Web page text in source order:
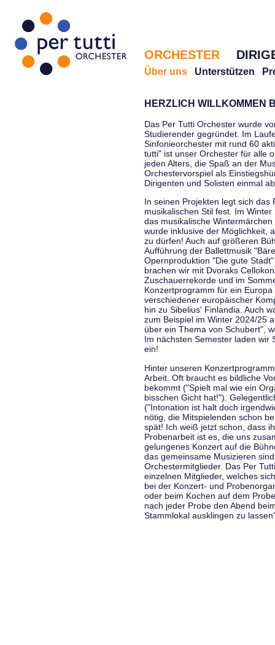
ORCHESTER
Über uns Unterstützen
HERZLICH WILLKOMMEN
Das Per Tutti Orchester wurde
Studierender gegründet. Im
Sinfonieorchester mit rund 60
tutti" ist unser Orchester für alle
jeden Alters, die Spaß an der
Orchestervorspiel als
Dirigenten und Solisten einmal
In seinen Projekten legt sich das
musikalischen Stil fest. Im
das musikalische
wurde inklusive der Möglichkeit,
zu dürfen! Auch auf größeren
Aufführung der Ballettmusik
Opernproduktion "Die gute
brachen wir mit Dvoraks
Zuschauerrekorde und im
Konzertprogramm für ein
verschiedener europäischer
hin zu Sibelius' Finlandia. Auch
zum Beispiel im Winter 2024/25
über ein Thema von Schubert",
Im nächsten Semester laden wir
ein!
Hinter unseren
Arbeit. Oft braucht es bildliche
bekommt ("Spielt mal wie ein
bisschen Gicht hat!").
("Intonation ist halt doch
nötig, die Mitspielenden schon
spät! Ich weiß jetzt schon, dass
Probenarbeit ist es, die uns
gelungenes Konzert auf die
das gemeinsame Musizieren
Orchestermitglieder. Das Per
einzelnen Mitglieder, welches
bei der Konzert- und
oder beim Kochen auf dem
nach jeder Probe den Abend
Stammlokal ausklingen zu